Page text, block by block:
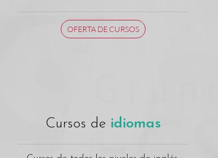
OFERTA DE CURSOS
Cursos de idiomas